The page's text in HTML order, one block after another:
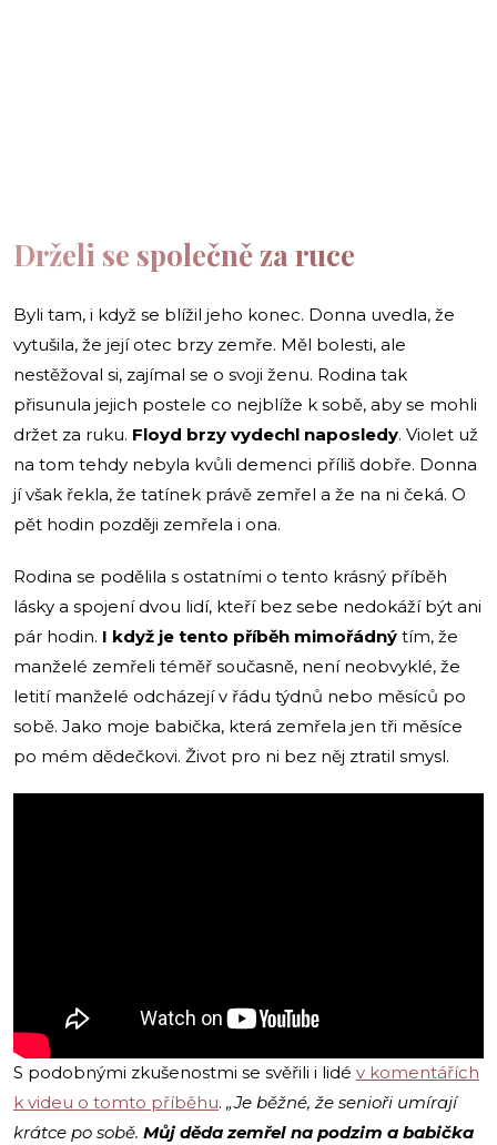
Drželi se společně za ruce
Byli tam, i když se blížil jeho konec. Donna uvedla, že
vytušila, že její otec brzy zemře. Měl bolesti, ale
nestěžoval si, zajímal se o svoji ženu. Rodina tak
přisunula jejich postele co nejblíže k sobě, aby se mohli
držet za ruku. Floyd brzy vydechl naposledy. Violet už
na tom tehdy nebyla kvůli demenci příliš dobře. Donna
jí však řekla, že tatínek právě zemřel a že na ni čeká. O
pět hodin později zemřela i ona.
Rodina se podělila s ostatními o tento krásný příběh
lásky a spojení dvou lidí, kteří bez sebe nedokáží být ani
pár hodin. I když je tento příběh mimořádný tím, že
manželé zemřeli téměř současně, není neobvyklé, že
letití manželé odcházejí v řádu týdnů nebo měsíců po
sobě. Jako moje babička, která zemřela jen tři měsíce
po mém dědečkovi. Život pro ni bez něj ztratil smysl.
S podobnými zkušenostmi se svěřili i lidé v komentářích
k videu o tomto příběhu. „Je běžné, že senioři umírají
krátce po sobě. Můj děda zemřel na podzim a babička